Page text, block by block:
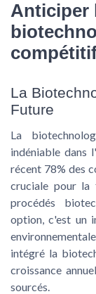
Anticiper
La
Future
La
indéniable dans
récent 78% des
cruciale pour la
procédés
option, c'est un
intégré la
croissance
sourcés.